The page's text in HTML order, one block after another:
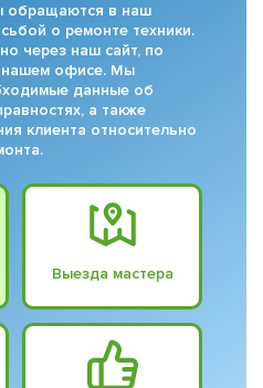
обращаются в наш
о ремонте техники.
через наш сайт, по
нашем офисе. Мы
данные об
а также
клиента относительно
Выезда мастера